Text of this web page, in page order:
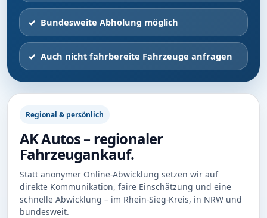
Bundesweite Abholung möglich
Auch nicht fahrbereite Fahrzeuge anfragen
Regional & persönlich
AK Autos – regionaler
Fahrzeugankauf.
Statt anonymer Online-Abwicklung setzen wir auf
direkte Kommunikation, faire Einschätzung und eine
schnelle Abwicklung – im Rhein-Sieg-Kreis, in NRW und
bundesweit.